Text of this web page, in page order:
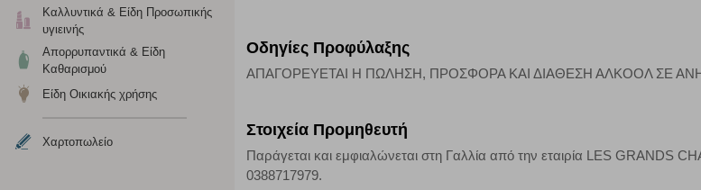
Καλλυντικά & Είδη Προσωπικής
υγιεινής
Απορρυπαντικά & Είδη
Καθαρισμού
Είδη Οικιακής χρήσης
Χαρτοπωλείο
Οδηγίες Προφύλαξης
ΑΠΑΓΟΡΕΥΕΤΑΙ Η ΠΩΛΗΣΗ, ΠΡΟΣΦΟΡΑ ΚΑΙ ΔΙΑΘΕΣΗ ΑΛΚΟΟΛ ΣΕ
Στοιχεία Προμηθευτή
Παράγεται και εμφιαλώνεται στη Γαλλία από την εταιρία LES
0388717979.
τα cookies είναι συγκεντρωτικές και, συνεπώς, ανώνυμες. Αν δεν επιτρέψετε την αποδοχή αυτής της κατηγορίας
Απολύτως απαραίτητα cookies
Η συγκεκριμένη κατηγορία cookies είναι απαραίτητη για τη λειτουργία του ιστότοπου και ενεργοποιημένη.